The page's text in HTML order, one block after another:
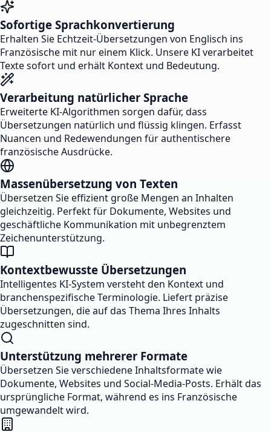
Sofortige Sprachkonvertierung
Erhalten Sie Echtzeit-Übersetzungen von Englisch ins
Französische mit nur einem Klick. Unsere KI verarbeitet
Texte sofort und erhält Kontext und Bedeutung.
Verarbeitung natürlicher Sprache
Erweiterte KI-Algorithmen sorgen dafür, dass
Übersetzungen natürlich und flüssig klingen. Erfasst
Nuancen und Redewendungen für authentischere
französische Ausdrücke.
Massenübersetzung von Texten
Übersetzen Sie effizient große Mengen an Inhalten
gleichzeitig. Perfekt für Dokumente, Websites und
geschäftliche Kommunikation mit unbegrenztem
Zeichenunterstützung.
Kontextbewusste Übersetzungen
Intelligentes KI-System versteht den Kontext und
branchenspezifische Terminologie. Liefert präzise
Übersetzungen, die auf das Thema Ihres Inhalts
zugeschnitten sind.
Unterstützung mehrerer Formate
Übersetzen Sie verschiedene Inhaltsformate wie
Dokumente, Websites und Social-Media-Posts. Erhält das
ursprüngliche Format, während es ins Französische
umgewandelt wird.